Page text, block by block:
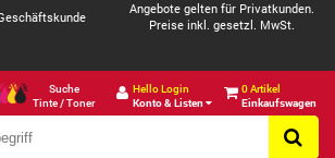
Angebote gelten für Privatkunden.
Preise inkl. gesetzl. MwSt.
Suche
Tinte / Toner
Hello Login
Konto & Listen
0 Artikel
Einkaufswagen